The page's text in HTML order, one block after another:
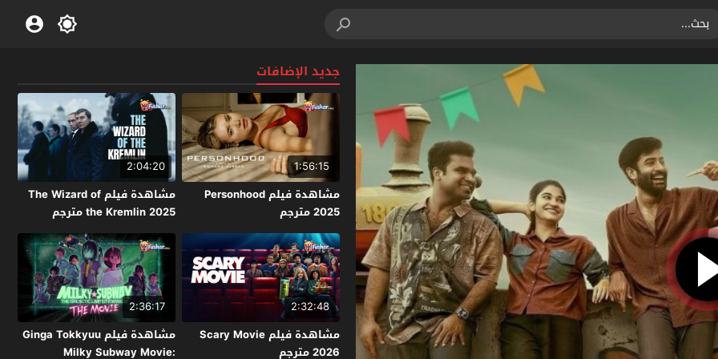
جديد الإضافات
1:56:15
مشاهدة فيلم Personhood
2025 مترجم
2:04:20
مشاهدة فيلم The Wizard of
the Kremlin 2025 مترجم
2:32:48
مشاهدة فيلم Scary Movie
2026 مترجم
2:36:17
مشاهدة فيلم Ginga Tokkyuu
Milky Subway Movie: